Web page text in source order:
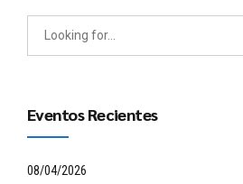
Eventos Recientes
08/04/2026